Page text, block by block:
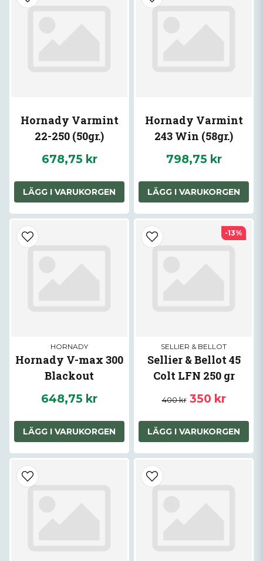
Hornady Varmint
22-250 (50gr.)
678,75 kr
LÄGG I VARUKORGEN
Hornady Varmint
243 Win (58gr.)
798,75 kr
LÄGG I VARUKORGEN
HORNADY
Hornady V-max 300
Blackout
648,75 kr
LÄGG I VARUKORGEN
SELLIER & BELLOT
Sellier & Bellot 45
Colt LFN 250 gr
400 kr 350 kr
LÄGG I VARUKORGEN
-13%